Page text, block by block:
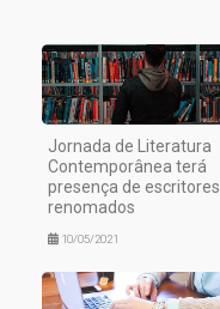
Jornada de Literatura
Contemporânea terá
presença de escritores
renomados
10/05/2021